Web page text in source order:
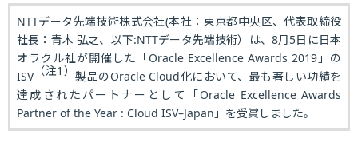
NTTデータ先端技術株式会社(本社：東京都中央区、代表取締役
社長：青木 弘之、以下:NTTデータ先端技術）は、8月5日に日本
オラクル社が開催した「Oracle Excellence Awards 2019」の
ISV（注1）製品のOracle Cloud化において、最も著しい功績を
達成されたパートナーとして「Oracle Excellence Awards
Partner of the Year : Cloud ISV–Japan」を受賞しました。